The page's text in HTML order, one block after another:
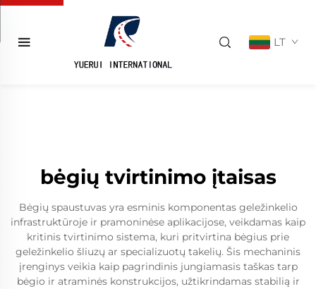
LT
bėgių tvirtinimo įtaisas
Bėgių spaustuvas yra esminis komponentas geležinkelio
infrastruktūroje ir pramoninėse aplikacijose, veikdamas kaip
kritinis tvirtinimo sistema, kuri pritvirtina bėgius prie
geležinkelio šliuzų ar specializuotų takelių. Šis mechaninis
įrenginys veikia kaip pagrindinis jungiamasis taškas tarp
bėgio ir atraminės konstrukcijos, užtikrindamas stabilią ir